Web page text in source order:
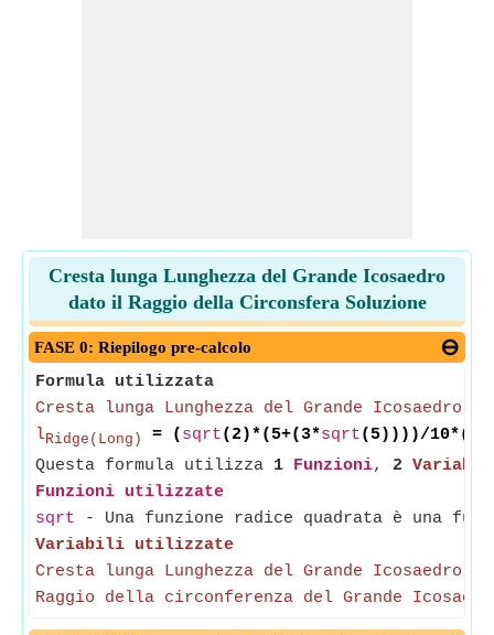
Cresta lunga Lunghezza del Grande Icosaedro
dato il Raggio della Circonsfera Soluzione
FASE 0: Riepilogo pre-calcolo
Formula utilizzata
Cresta lunga Lunghezza del Grande Icosaedro
lRidge(Long) = ( sqrt(2)*(5+(3*sqrt(5))))/10*(4*
Questa formula utilizza 1 Funzioni, 2
Funzioni utilizzate
sqrt - Una funzione radice quadrata è una
Variabili utilizzate
Cresta lunga Lunghezza del Grande Icosaedro
Raggio della circonferenza del Grande